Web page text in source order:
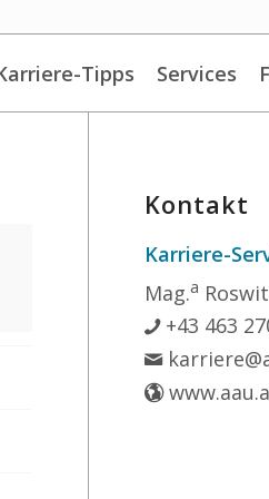
Tipps Services
Kontakt
Karriere-
Mag.a
+43 463